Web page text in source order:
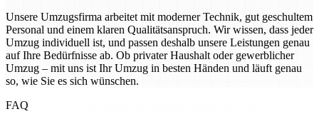
Unsere Umzugsfirma arbeitet mit moderner Technik, gut geschultem
Personal und einem klaren Qualitätsanspruch. Wir wissen, dass jeder
Umzug individuell ist, und passen deshalb unsere Leistungen genau
auf Ihre Bedürfnisse ab. Ob privater Haushalt oder gewerblicher
Umzug – mit uns ist Ihr Umzug in besten Händen und läuft genau
so, wie Sie es sich wünschen.
FAQ